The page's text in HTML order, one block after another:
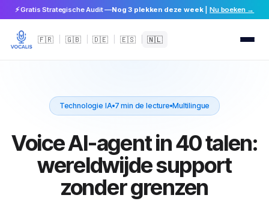
⚡ Gratis Strategische Audit —Nog 3 plekken deze week| Nu boeken →
🇫🇷 🇬🇧 🇩🇪 🇪🇸 🇳🇱
Technologie IA 7 min de lecture Multilingue
Voice AI-agent in 40 talen:
wereldwijde support
zonder grenzen